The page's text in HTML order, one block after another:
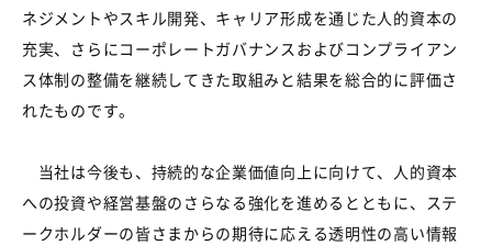
ネジメントやスキル開発、キャリア形成を通じた人的資本の
充実、さらにコーポレートガバナンスおよびコンプライアン
ス体制の整備を継続してきた取組みと結果を総合的に評価さ
れたものです。
当社は今後も、持続的な企業価値向上に向けて、人的資本
への投資や経営基盤のさらなる強化を進めるとともに、ステ
ークホルダーの皆さまからの期待に応える透明性の高い情報